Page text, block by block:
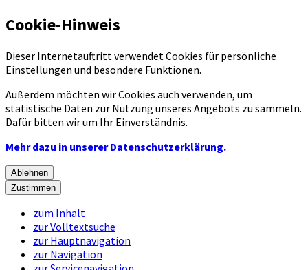
Cookie-Hinweis
Dieser Internetauftritt verwendet Cookies für persönliche
Einstellungen und besondere Funktionen.
Außerdem möchten wir Cookies auch verwenden, um
statistische Daten zur Nutzung unseres Angebots zu sammeln.
Dafür bitten wir um Ihr Einverständnis.
Mehr dazu in unserer Datenschutzerklärung.
Ablehnen
Zustimmen
zum Inhalt
zur Volltextsuche
zur Hauptnavigation
zur Navigation